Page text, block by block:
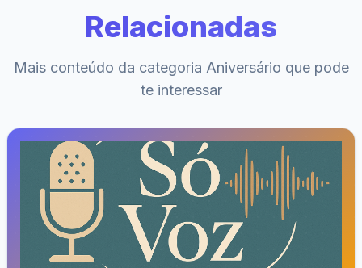
Relacionadas
Mais conteúdo da categoria Aniversário que pode
te interessar